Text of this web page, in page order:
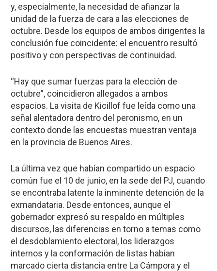
y, especialmente, la necesidad de afianzar la
unidad de la fuerza de cara a las elecciones de
octubre. Desde los equipos de ambos dirigentes la
conclusión fue coincidente: el encuentro resultó
positivo y con perspectivas de continuidad.
“Hay que sumar fuerzas para la elección de
octubre”, coincidieron allegados a ambos
espacios. La visita de Kicillof fue leída como una
señal alentadora dentro del peronismo, en un
contexto donde las encuestas muestran ventaja
en la provincia de Buenos Aires.
La última vez que habían compartido un espacio
común fue el 10 de junio, en la sede del PJ, cuando
se encontraba latente la inminente detención de la
exmandataria. Desde entonces, aunque el
gobernador expresó su respaldo en múltiples
discursos, las diferencias en torno a temas como
el desdoblamiento electoral, los liderazgos
internos y la conformación de listas habían
marcado cierta distancia entre La Cámpora y el